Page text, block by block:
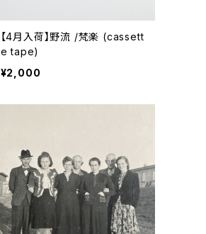
【4月入荷】野流 /梵楽 (cassett
e tape)
¥2,000